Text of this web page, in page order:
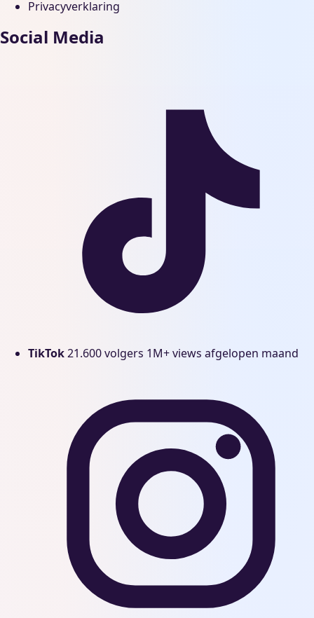
Privacyverklaring
Social Media
TikTok21.600 volgers 1M+ views afgelopen maand